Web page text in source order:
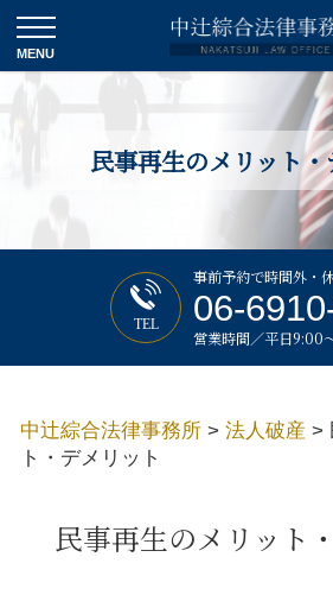
民事再生のメリット・
TEL
事前予約で時間外・
06-
営業時間／平日9:00
中辻綜合法律事務所 > 法人破産 >
ト・デメリット
民事再生のメリット